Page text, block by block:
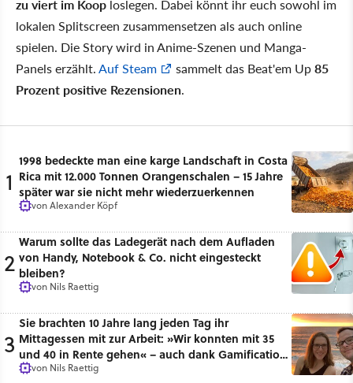
zu viert im Koop loslegen. Dabei könnt ihr euch sowohl im
lokalen Splitscreen zusammensetzen als auch online
spielen. Die Story wird in Anime-Szenen und Manga-
Panels erzählt.Auf Steam sammelt das Beat'em Up85
Prozent positive Rezensionen.
1
1998 bedeckte man eine karge Landschaft in Costa
Rica mit 12.000 Tonnen Orangenschalen – 15 Jahre
später war sie nicht mehr wiederzuerkennen
vonAlexander Köpf
2
Warum sollte das Ladegerät nach dem Aufladen
von Handy, Notebook & Co. nicht eingesteckt
bleiben?
von Nils Raettig
3
Sie brachten 10 Jahre lang jeden Tag ihr
Mittagessen mit zur Arbeit: »Wir konnten mit 35
und 40 in Rente gehen« – auch dank Gamification
[Best of GameStar]
von Nils Raettig